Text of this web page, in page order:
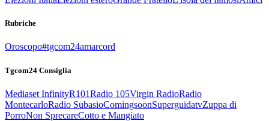
Rubriche
Oroscopo#tgcom24amarcord
Tgcom24 Consiglia
Mediaset InfinityR101Radio 105Virgin RadioRadio
MontecarloRadio SubasioComingsoonSuperguidatvZuppa di
PorroNon SprecareCotto e Mangiato